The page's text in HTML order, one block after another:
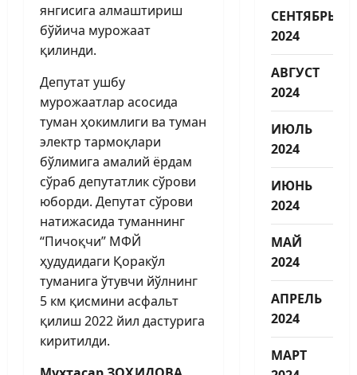
янгисига алмаштириш
бўйича мурожаат
қилинди.
Депутат ушбу
мурожаатлар асосида
туман ҳокимлиги ва туман
электр тармоқлари
бўлимига амалий ёрдам
сўраб депутатлик сўрови
юборди. Депутат сўрови
натижасида туманнинг
“Пичоқчи” МФЙ
ҳудудидаги Қоракўл
туманига ўтувчи йўлнинг
5 км қисмини асфальт
қилиш 2022 йил дастурига
киритилди.
СЕНТЯБРЬ
2024
АВГУСТ
2024
ИЮЛЬ
2024
ИЮНЬ
2024
МАЙ
2024
АПРЕЛЬ
2024
МАРТ